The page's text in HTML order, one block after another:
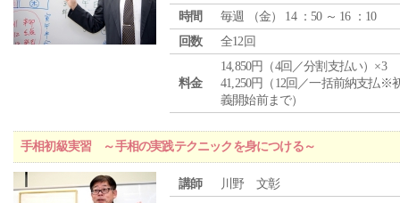
時間
毎週 （金） 14 ：50 ～ 16 ：10
回数
全12回
料金
14,850円（4回／分割支払い）×3
41,250円（12回／一括前納支払※
義開始前まで）
手相初級実習 ～手相の実践テクニックを身につける～
講師
川野 文彰